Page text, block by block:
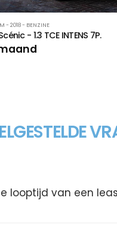
- 2018 - BENZINE
- 1.3 TCE INTENS 7P.
looptijd van een